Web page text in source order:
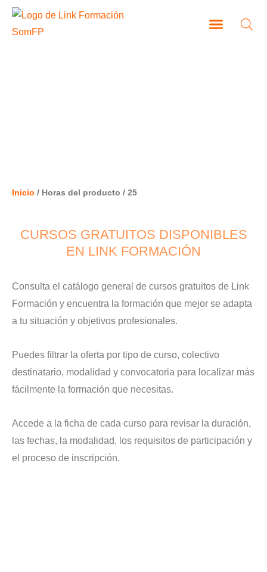
Inicio / Horas del producto / 25
CURSOS GRATUITOS DISPONIBLES
EN LINK FORMACIÓN
Consulta el catálogo general de cursos gratuitos de Link
Formación y encuentra la formación que mejor se adapta
a tu situación y objetivos profesionales.
Puedes filtrar la oferta por tipo de curso, colectivo
destinatario, modalidad y convocatoria para localizar más
fácilmente la formación que necesitas.
Accede a la ficha de cada curso para revisar la duración,
las fechas, la modalidad, los requisitos de participación y
el proceso de inscripción.